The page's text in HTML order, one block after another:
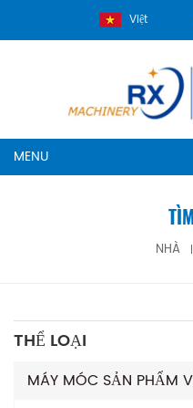
Việt
MENU
NHÀ
THỂ LOẠI
MÁY MÓC SẢN PHẨM